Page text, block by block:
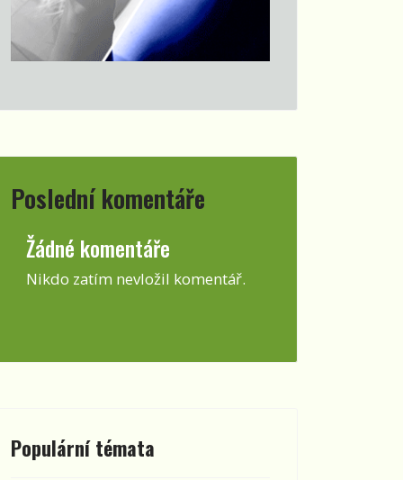
Poslední komentáře
Žádné komentáře
Nikdo zatím nevložil komentář.
Populární témata